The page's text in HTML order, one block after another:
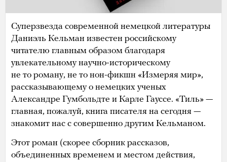
Суперзвезда современной немецкой литературы
Даниэль Кельман известен российскому
читателю главным образом благодаря
увлекательному научно-историческому
не то роману, не то нон-фикшн «Измеряя мир»,
рассказывающему о немецких ученых
Александре Гумбольдте и Карле Гауссе. «Тиль» —
главная, пожалуй, книга писателя на сегодня —
знакомит нас с совершенно другим Кельманом.
Этот роман (скорее сборник рассказов,
объединенных временем и местом действия,